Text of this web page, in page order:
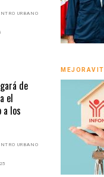
URBANO
de
el
a los
URBANO
MEJORAVIT